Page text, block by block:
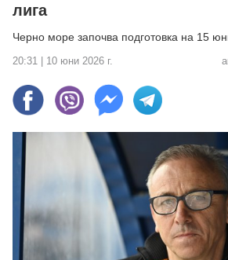
лига
Черно море започва подготовка на 15
20:31 | 10 юни 2026 г.